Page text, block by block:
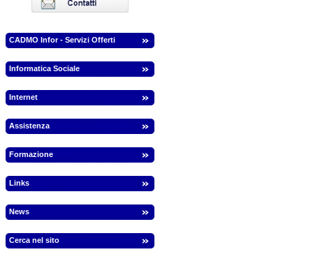
CADMO Infor - Servizi Offerti
Informatica Sociale
Internet
Assistenza
Formazione
Links
News
Cerca nel sito